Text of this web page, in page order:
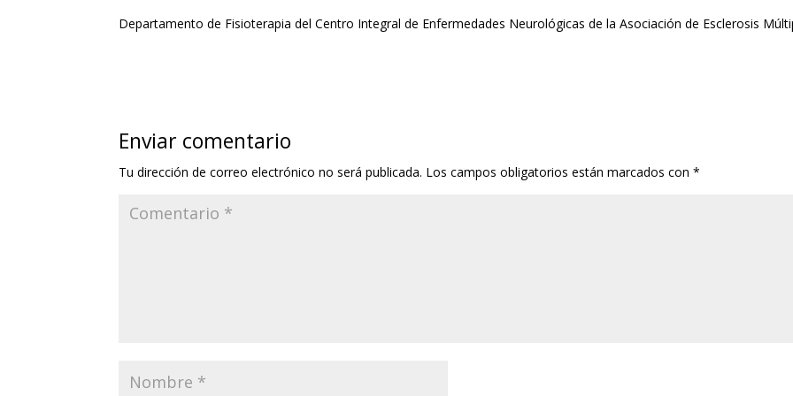
Departamento de Fisioterapia del Centro Integral de Enfermedades Neurológicas de la Asociación de Esclerosis
Enviar comentario
Tu dirección de correo electrónico no será publicada. Los campos obligatorios están marcados con*